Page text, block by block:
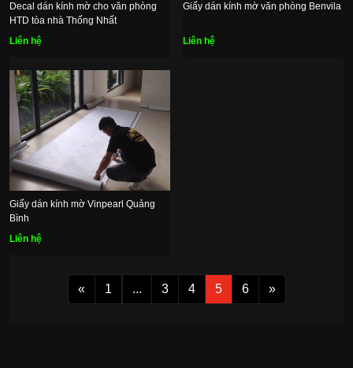
Decal dán kính mờ cho văn phòng
HTD tòa nhà Thống Nhất
Liên hệ
Giấy dán kính mờ văn phòng Benvila
Liên hệ
Giấy dán kính mờ Vinpearl Quảng
Bình
Liên hệ
« 1 ... 3 4 5 6 »